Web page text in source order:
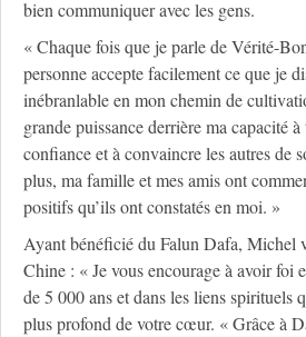
bien communiquer avec les gens.
« Chaque fois que je parle de Vérité-
personne accepte facilement ce que je
inébranlable en mon chemin de
grande puissance derrière ma capacité
confiance et à convaincre les autres de
plus, ma famille et mes amis ont
positifs qu’ils ont constatés en moi. »
Ayant bénéficié du Falun Dafa, Michel
Chine : « Je vous encourage à avoir foi
de 5 000 ans et dans les liens spirituels
plus profond de votre cœur. « Grâce à